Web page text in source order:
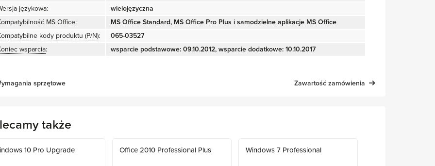
językowa:
wielojęzyczna
MS Office:
MS Office Standard, MS Office Pro Plus i samodzielne aplikacje MS Office
kody produktu (P/N):
065-03527
wsparcia: wsparcie podstawowe: 09.10.2012, wsparcie dodatkowe: 10.10.2017
sprzętowe Zawartość zamówienia
także
10 Pro Upgrade Office 2010 Professional Plus Windows 7 Professional